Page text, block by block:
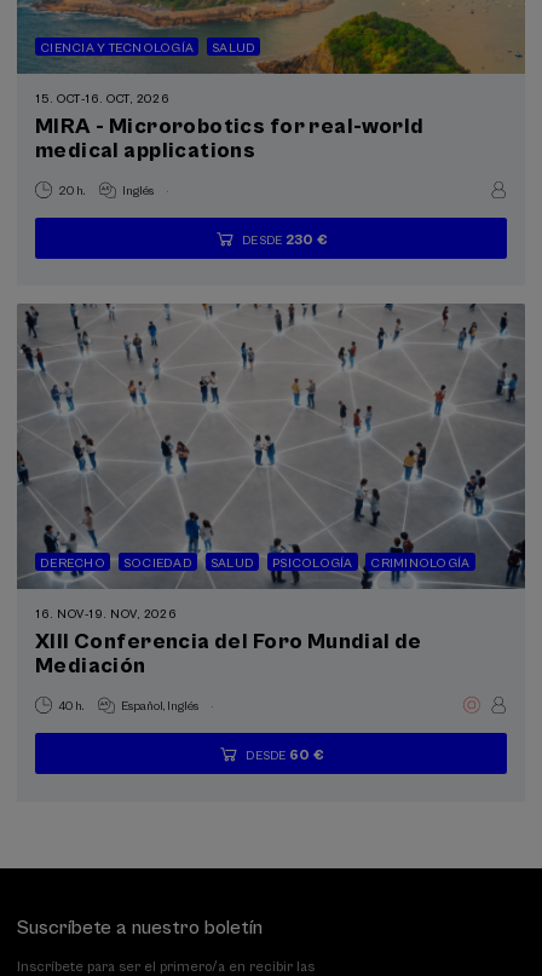
CIENCIA Y TECNOLOGÍA SALUD
15. OCT-16. OCT, 2026
MIRA - Microrobotics for real-world
medical applications
20 h. Inglés .
...
DESDE 230 €
Últimas
plazas
Gratuito
Fecha
pasada
Lista
de
Plazo
de
DERECHO SOCIEDAD SALUD PSICOLOGÍA CRIMINOLOGÍA
16. NOV-19. NOV, 2026
XIII Conferencia del Foro Mundial de
Mediación
40 h. Español Inglés .
...
DESDE 60 €
Últimas
plazas
Gratuito
Fecha
pasada
Lista
de
Plazo
de
Suscríbete a nuestro boletín
Inscríbete para ser el primero/a en recibir las